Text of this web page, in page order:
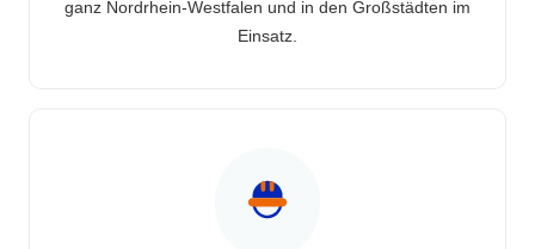
ganz Nordrhein-Westfalen und in den Großstädten im
Einsatz.